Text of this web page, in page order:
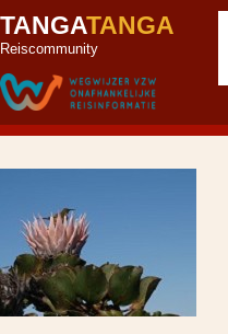
TANGATANGA
Reiscommunity